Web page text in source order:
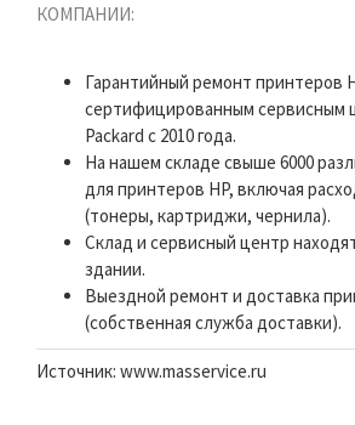
КОМПАНИИ:
Гарантийный ремонт принтеров
сертифицированным сервисным
Packard с 2010 года.
На нашем складе свыше 6000
для принтеров HP, включая
(тонеры, картриджи, чернила).
Склад и сервисный центр
здании.
Выездной ремонт и доставка
(собственная служба доставки).
Источник: www.masservice.ru